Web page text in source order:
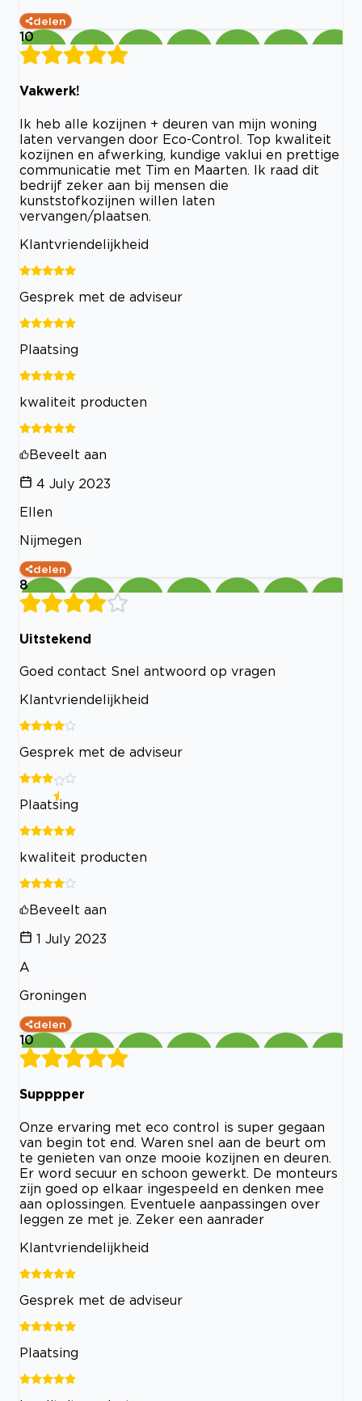
delen
10
Vakwerk!
Ik heb alle kozijnen + deuren van mijn woning
laten vervangen door Eco-Control. Top kwaliteit
kozijnen en afwerking, kundige vaklui en prettige
communicatie met Tim en Maarten. Ik raad dit
bedrijf zeker aan bij mensen die
kunststofkozijnen willen laten
vervangen/plaatsen.
Klantvriendelijkheid
Gesprek met de adviseur
Plaatsing
kwaliteit producten
Beveelt aan
4 July 2023
Ellen
Nijmegen
delen
8
Uitstekend
Goed contact Snel antwoord op vragen
Klantvriendelijkheid
Gesprek met de adviseur
Plaatsing
kwaliteit producten
Beveelt aan
1 July 2023
A
Groningen
delen
10
Supppper
Onze ervaring met eco control is super gegaan
van begin tot end. Waren snel aan de beurt om
te genieten van onze mooie kozijnen en deuren.
Er word secuur en schoon gewerkt. De monteurs
zijn goed op elkaar ingespeeld en denken mee
aan oplossingen. Eventuele aanpassingen over
leggen ze met je. Zeker een aanrader
Klantvriendelijkheid
Gesprek met de adviseur
Plaatsing